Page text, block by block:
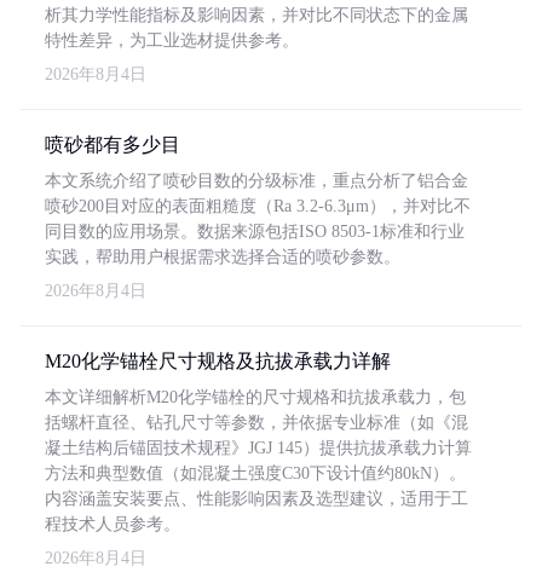
析其力学性能指标及影响因素，并对比不同状态下的金属
特性差异，为工业选材提供参考。
2026年8月4日
喷砂都有多少目
本文系统介绍了喷砂目数的分级标准，重点分析了铝合金
喷砂200目对应的表面粗糙度（Ra 3.2-6.3μm），并对比不
同目数的应用场景。数据来源包括ISO 8503-1标准和行业
实践，帮助用户根据需求选择合适的喷砂参数。
2026年8月4日
M20化学锚栓尺寸规格及抗拔承载力详解
本文详细解析M20化学锚栓的尺寸规格和抗拔承载力，包
括螺杆直径、钻孔尺寸等参数，并依据专业标准（如《混
凝土结构后锚固技术规程》JGJ 145）提供抗拔承载力计算
方法和典型数值（如混凝土强度C30下设计值约80kN）。
内容涵盖安装要点、性能影响因素及选型建议，适用于工
程技术人员参考。
2026年8月4日